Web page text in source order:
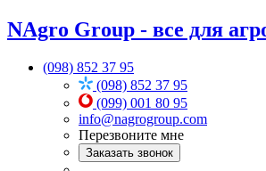
NAgro Group - все для
(098) 852 37 95
(098) 852 37 95
(099) 001 80 95
info@nagrogroup.com
Перезвоните мне
Заказать звонок